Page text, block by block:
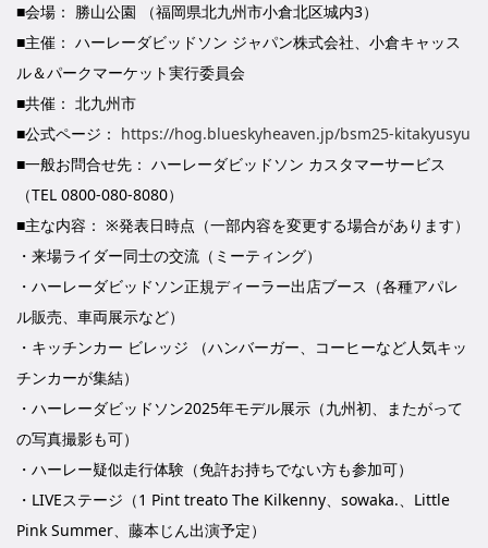
■会場： 勝山公園 （福岡県北九州市小倉北区城内3）
■主催： ハーレーダビッドソン ジャパン株式会社、小倉キャッス
ル＆パークマーケット実行委員会
■共催： 北九州市
■公式ページ： https://hog.blueskyheaven.jp/bsm25-kitakyusyu
■一般お問合せ先： ハーレーダビッドソン カスタマーサービス
（TEL 0800-080-8080）
■主な内容： ※発表日時点（一部内容を変更する場合があります）
・来場ライダー同士の交流（ミーティング）
・ハーレーダビッドソン正規ディーラー出店ブース（各種アパレ
ル販売、車両展示など）
・キッチンカー ビレッジ （ハンバーガー、コーヒーなど人気キッ
チンカーが集結）
・ハーレーダビッドソン2025年モデル展示（九州初、またがって
の写真撮影も可）
・ハーレー疑似走行体験（免許お持ちでない方も参加可）
・LIVEステージ（1 Pint treato The Kilkenny、sowaka.、Little
Pink Summer、藤本じん出演予定）